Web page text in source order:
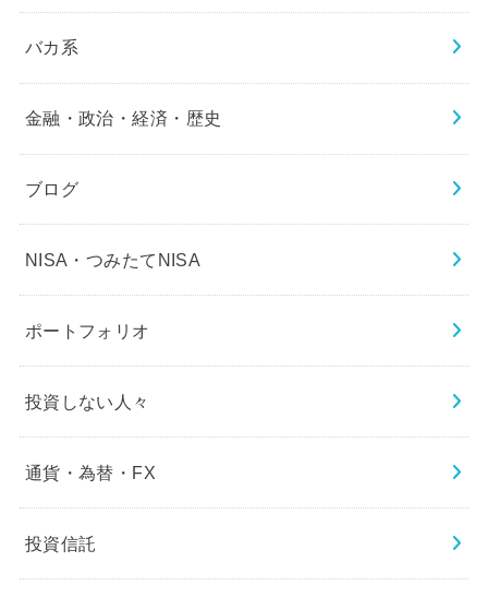
バカ系
金融・政治・経済・歴史
ブログ
NISA・つみたてNISA
ポートフォリオ
投資しない人々
通貨・為替・FX
投資信託